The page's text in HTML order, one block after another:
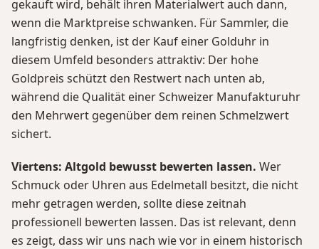
gekauft wird, behält ihren Materialwert auch dann,
wenn die Marktpreise schwanken. Für Sammler, die
langfristig denken, ist der Kauf einer Golduhr in
diesem Umfeld besonders attraktiv: Der hohe
Goldpreis schützt den Restwert nach unten ab,
während die Qualität einer Schweizer Manufakturuhr
den Mehrwert gegenüber dem reinen Schmelzwert
sichert.
Viertens: Altgold bewusst bewerten lassen. Wer
Schmuck oder Uhren aus Edelmetall besitzt, die nicht
mehr getragen werden, sollte diese zeitnah
professionell bewerten lassen. Das ist relevant, denn
es zeigt, dass wir uns nach wie vor in einem historisch